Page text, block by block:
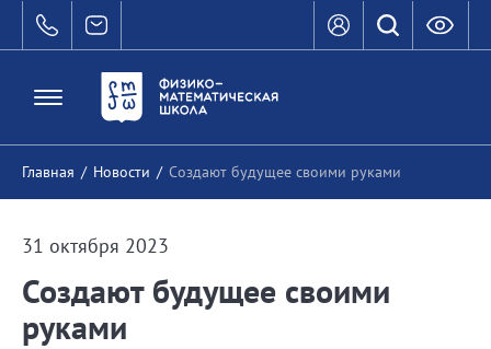
Главная / Новости / Создают будущее своими руками
31 октября 2023
Создают будущее своими
руками